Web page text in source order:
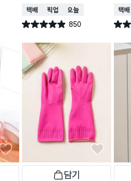
택배배송매장픽업오늘배송
별점 4.9점 850
건 작성
택배
별점
담기